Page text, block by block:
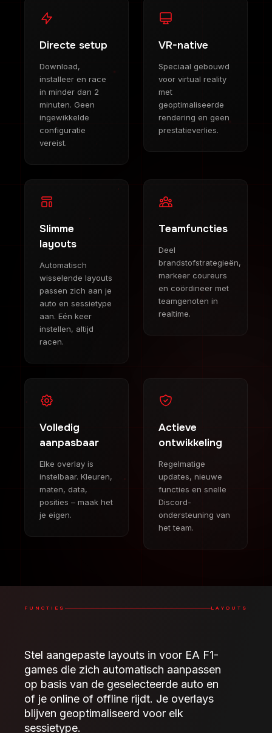
Directe setup
Download,
installeer en race
in minder dan 2
minuten. Geen
ingewikkelde
configuratie
vereist.
VR-native
Speciaal gebouwd
voor virtual reality
met
geoptimaliseerde
rendering en geen
prestatieverlies.
Slimme
layouts
Automatisch
wisselende layouts
passen zich aan je
auto en sessietype
aan. Eén keer
instellen, altijd
racen.
Teamfuncties
Deel
brandstofstrategieën,
markeer coureurs
en coördineer met
teamgenoten in
realtime.
Volledig
aanpasbaar
Elke overlay is
instelbaar. Kleuren,
maten, data,
posities – maak het
je eigen.
Actieve
ontwikkeling
Regelmatige
updates, nieuwe
functies en snelle
Discord-
ondersteuning van
het team.
FUNCTIES LAYOUTS
Stel aangepaste layouts in voor EA F1-
games die zich automatisch aanpassen
op basis van de geselecteerde auto en
of je online of offline rijdt. Je overlays
blijven geoptimaliseerd voor elk
sessietype.